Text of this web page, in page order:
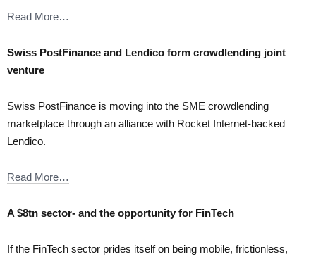
Read More…
Swiss PostFinance and Lendico form crowdlending joint
venture
Swiss PostFinance is moving into the SME crowdlending
marketplace through an alliance with Rocket Internet-backed
Lendico.
Read More…
A $8tn sector- and the opportunity for FinTech
If the FinTech sector prides itself on being mobile, frictionless,